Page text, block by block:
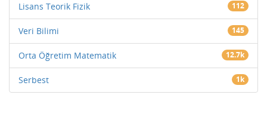
Lisans Teorik Fizik 112
Veri Bilimi 145
Orta Öğretim Matematik 12.7k
Serbest 1k